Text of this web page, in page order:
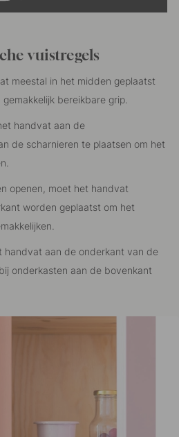
vuistregels
meestal in het midden geplaatst
bereikbare grip.
handvat aan de
de scharnieren te plaatsen om het
openen, moet het handvat
worden geplaatst om het
handvat aan de onderkant van de
onderkasten aan de bovenkant